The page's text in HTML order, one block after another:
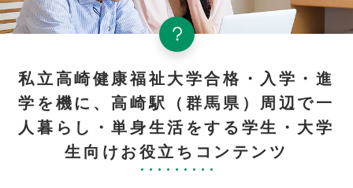
私立高崎健康福祉大学合格・入学・進
学を機に、高崎駅（群馬県）周辺で一
人暮らし・単身生活をする学生・大学
生向けお役立ちコンテンツ